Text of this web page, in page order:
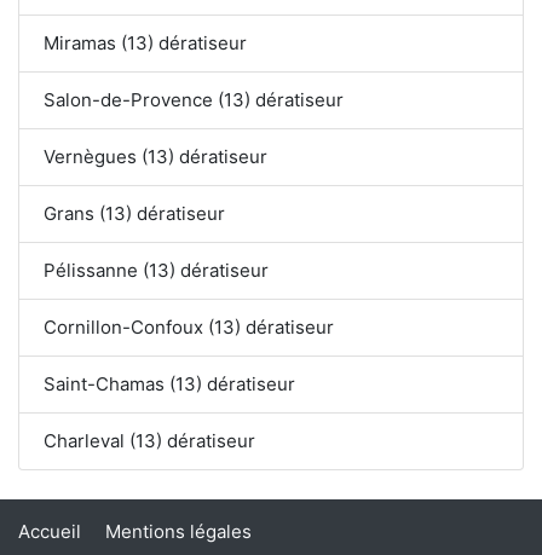
Miramas (13) dératiseur
Salon-de-Provence (13) dératiseur
Vernègues (13) dératiseur
Grans (13) dératiseur
Pélissanne (13) dératiseur
Cornillon-Confoux (13) dératiseur
Saint-Chamas (13) dératiseur
Charleval (13) dératiseur
Accueil Mentions légales